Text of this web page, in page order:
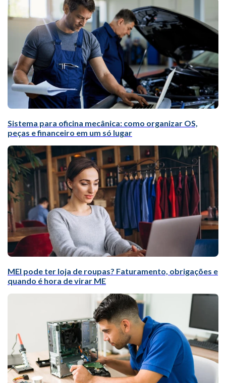
Sistema para oficina mecânica: como organizar OS,
peças e financeiro em um só lugar
MEI pode ter loja de roupas? Faturamento, obrigações e
quando é hora de virar ME